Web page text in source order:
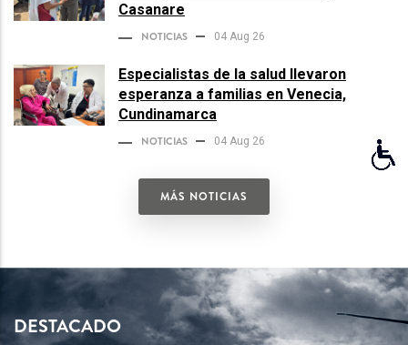
Casanare
NOTICIAS 04 Aug 26
Especialistas de la salud llevaron
esperanza a familias en Venecia,
Cundinamarca
NOTICIAS 04 Aug 26
MÁS NOTICIAS
DESTACADO